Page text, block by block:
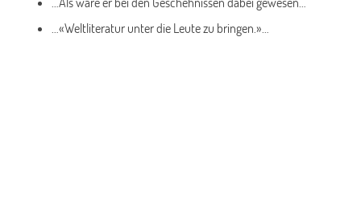
…«Weltliteratur unter die Leute zu bringen.»…